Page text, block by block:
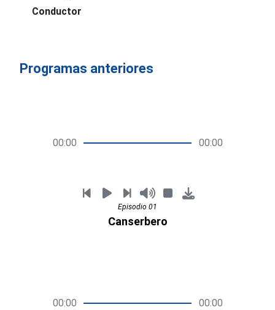
Conductor
Programas anteriores
00:00 00:00
Episodio 01
Canserbero
00:00 00:00